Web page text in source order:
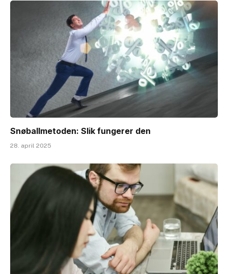
Snøballmetoden: Slik fungerer den
28. april 2025